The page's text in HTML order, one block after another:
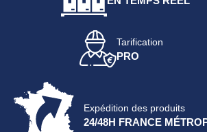
Tarification
PRO
Expédition des produits
24/48H FRANCE